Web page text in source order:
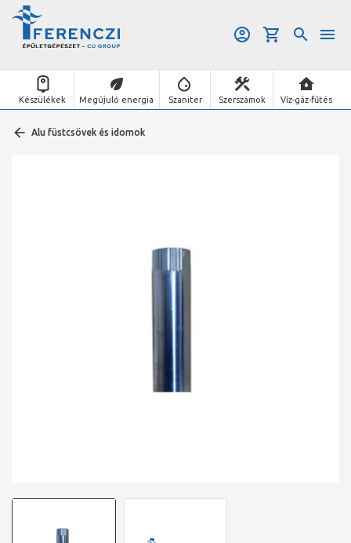
Készülékek Megújuló energia Szaniter Szerszámok Víz-gáz-fűtés
Alu füstcsövek és idomok